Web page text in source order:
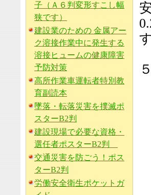
子（Ａ６判変形すこし幅
狭です）
建設業のための 金属アー
ク溶接作業中に発生する
溶接ヒュームの健康障害
予防対策
高所作業車運転者特別教
育副読本
墜落・転落災害を撲滅ポ
スターB2判
建設現場で必要な資格・
選任者ポスターB2判
交通災害を防ごう！ポス
ターB2判
労働安全衛生ポケットガ